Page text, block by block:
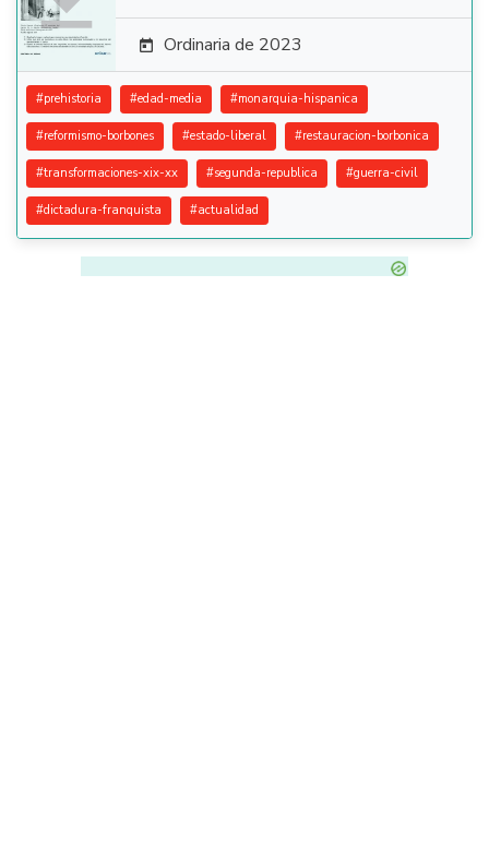
 Ordinaria de 2023
#prehistoria #edad-media #monarquia-hispanica
#reformismo-borbones #estado-liberal #restauracion-borbonica
#transformaciones-xix-xx #segunda-republica #guerra-civil
#dictadura-franquista #actualidad